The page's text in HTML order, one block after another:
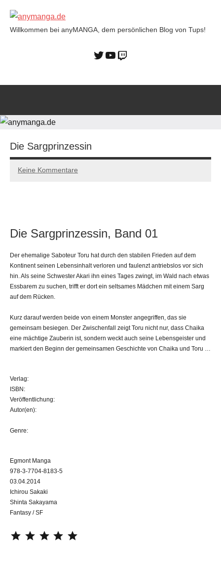
Willkommen bei anyMANGA, dem persönlichen Blog von Tups!
Die Sargprinzessin
31/10/2022
Tups
Keine Kommentare
Die Sargprinzessin, Band 01
Der ehemalige Saboteur Toru hat durch den stabilen Frieden auf dem
Kontinent seinen Lebensinhalt verloren und faulenzt antriebslos vor sich
hin. Als seine Schwester Akari ihn eines Tages zwingt, im Wald nach etwas
Essbarem zu suchen, trifft er dort ein seltsames Mädchen mit einem Sarg
auf dem Rücken.
Kurz darauf werden beide von einem Monster angegriffen, das sie
gemeinsam besiegen. Der Zwischenfall zeigt Toru nicht nur, dass Chaika
eine mächtige Zauberin ist, sondern weckt auch seine Lebensgeister und
markiert den Beginn der gemeinsamen Geschichte von Chaika und Toru …
Verlag:
ISBN:
Veröffentlichung:
Autor(en):
Genre:
Egmont Manga
978-3-7704-8183-5
03.04.2014
Ichirou Sakaki
Shinta Sakayama
Fantasy / SF